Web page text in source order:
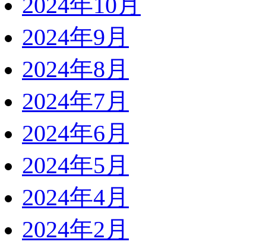
2024年10月
2024年9月
2024年8月
2024年7月
2024年6月
2024年5月
2024年4月
2024年2月